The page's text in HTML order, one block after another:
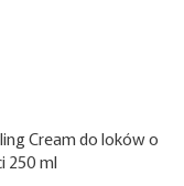
Cream do loków o
250 ml